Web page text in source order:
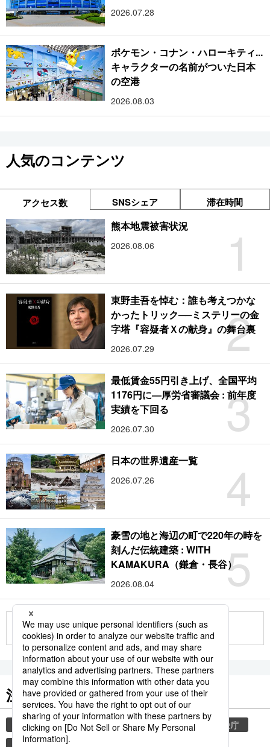
2026.07.28
ポケモン・コナン・ハローキティ...
キャラクターの名前がついた日本
の空港
2026.08.03
人気のコンテンツ
アクセス数 SNSシェア 滞在時間
1
熊本地震被害状況
2026.08.06
2
東野圭吾を悼む：誰も考えつかな
かったトリック──ミステリーの金
字塔『容疑者Ｘの献身』の舞台裏
2026.07.29
3
最低賃金55円引き上げ、全国平均
1176円に―厚労省審議会 : 前年度
実績を下回る
2026.07.30
4
日本の世界遺産一覧
2026.07.26
5
豪雪の地と海辺の町で220年の時を
刻んだ伝統建築 : WITH
KAMAKURA（鎌倉・長谷）
2026.08.04
もっと見る
注目のキーワード
共同通信ニュース 和食 気象・災害
気象庁